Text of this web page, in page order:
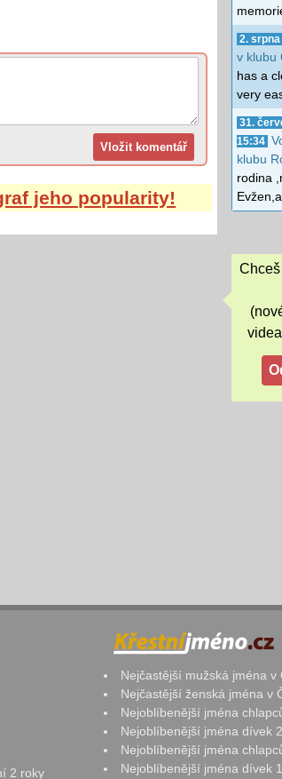
jeho popularity!
2.
v klubu
has a
very
31.
15:34
klubu
rodina
2 roky
Nejčastější mužská jména v
Nejčastější ženská jména v
Nejoblíbenější jména
Nejoblíbenější jména dívek
Nejoblíbenější jména
Nejoblíbenější jména dívek